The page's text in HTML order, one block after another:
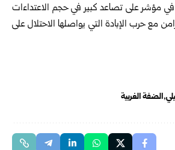
في مؤشر على تصاعد كبير في حجم الاعتداءات
مع حرب ‏الإبادة التي يواصلها الاحتلال على
الضفة الغربية